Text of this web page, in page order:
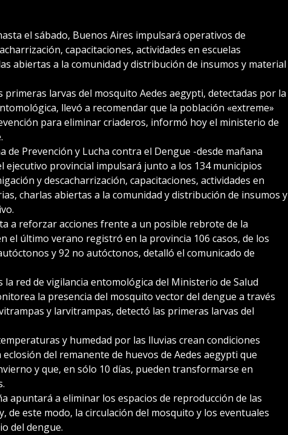
el sábado, Buenos Aires impulsará operativos de
capacitaciones, actividades en escuelas
abiertas a la comunidad y distribución de insumos y material
primeras larvas del mosquito Aedes aegypti, detectadas por la
llevó a recomendar que la población «extreme»
para eliminar criaderos, informó hoy el ministerio de
de Prevención y Lucha contra el Dengue -desde mañana
ejecutivo provincial impulsará junto a los 134 municipios
y descacharrización, capacitaciones, actividades en
charlas abiertas a la comunidad y distribución de insumos y
a reforzar acciones frente a un posible rebrote de la
el último verano registró en la provincia 106 casos, de los
y 92 no autóctonos, detalló el comunicado de
la red de vigilancia entomológica del Ministerio de Salud
la presencia del mosquito vector del dengue a través
y larvitrampas, detectó las primeras larvas del
y humedad por las lluvias crean condiciones
del remanente de huevos de Aedes aegypti que
y que, en sólo 10 días, pueden transformarse en
apuntará a eliminar los espacios de reproducción de las
de este modo, la circulación del mosquito y los eventuales
del dengue.